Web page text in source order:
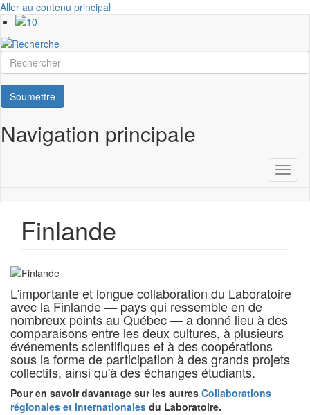
Aller au contenu principal
Rechercher
Soumettre
Navigation principale
Finlande
L'importante et longue collaboration du Laboratoire
avec la Finlande — pays qui ressemble en de
nombreux points au Québec — a donné lieu à des
comparaisons entre les deux cultures, à plusieurs
événements scientifiques et à des coopérations
sous la forme de participation à des grands projets
collectifs, ainsi qu'à des échanges étudiants.
Pour en savoir davantage sur les autres Collaborations
régionales et internationales du Laboratoire.